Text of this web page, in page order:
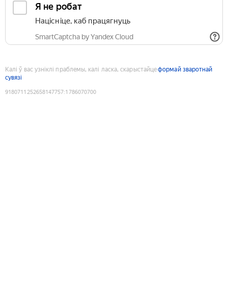
Я не робат
Націсніце, каб працягнуць
SmartCaptcha by Yandex Cloud
Калі ў вас узніклі праблемы, калі ласка, скарыстайцеформай зваротнай
сувязі
9180711252658147757:1786070700